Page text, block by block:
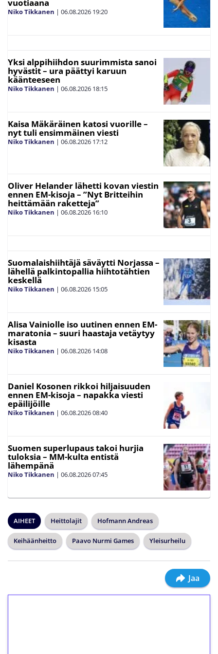
vuotiaana
Niko Tikkanen | 06.08.2026 19:20
Yksi alppihiihdon suurimmista sanoi
hyvästit – ura päättyi karuun
käänteeseen
Niko Tikkanen | 06.08.2026 18:15
Kaisa Mäkäräinen katosi vuorille –
nyt tuli ensimmäinen viesti
Niko Tikkanen | 06.08.2026 17:12
Oliver Helander lähetti kovan viestin
ennen EM-kisoja – ”Nyt Britteihin
heittämään raketteja”
Niko Tikkanen | 06.08.2026 16:10
Suomalaishiihtäjä säväytti Norjassa –
lähellä palkintopallia hiihtotähtien
keskellä
Niko Tikkanen | 06.08.2026 15:05
Alisa Vainiolle iso uutinen ennen EM-
maratonia – suuri haastaja vetäytyy
kisasta
Niko Tikkanen | 06.08.2026 14:08
Daniel Kosonen rikkoi hiljaisuuden
ennen EM-kisoja – napakka viesti
epäilijöille
Niko Tikkanen | 06.08.202608:40
Suomen superlupaus takoi hurjia
tuloksia – MM-kulta entistä
lähempänä
Niko Tikkanen | 06.08.202607:45
AIHEET Heittolajit Hofmann Andreas
Keihäänheitto Paavo Nurmi Games Yleisurheilu
Jaa